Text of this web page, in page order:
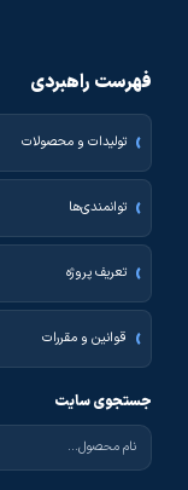
فهرست راهبردی
تولیدات و محصولات
توانمندی‌ها
تعریف پروژه
قوانین و مقررات
جستجوی سایت